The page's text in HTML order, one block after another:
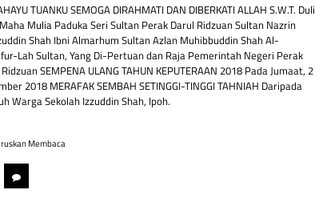
TUANKU SEMOGA DIRAHMATI DAN DIBERKATI ALLAH S.W.T. Duli
Mulia Paduka Seri Sultan Perak Darul Ridzuan Sultan Nazrin
Shah Ibni Almarhum Sultan Azlan Muhibbuddin Shah Al-
Lah Sultan, Yang Di-Pertuan dan Raja Pemerintah Negeri Perak
SEMPENA ULANG TAHUN KEPUTERAAN 2018 Pada Jumaat, 2
2018 MERAFAK SEMBAH SETINGGI-TINGGI TAHNIAH Daripada
Warga Sekolah Izzuddin Shah, Ipoh.
Membaca